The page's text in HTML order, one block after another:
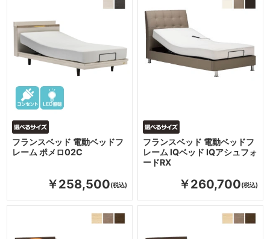
フランスベッド 電動ベッドフ
レーム ポメロ02C
￥258,500
フランスベッド 電動ベッドフ
レーム IQベッド IQアシュフォ
ードRX
￥260,700